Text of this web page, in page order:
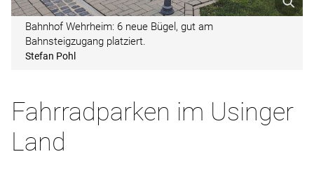
Bahnhof Wehrheim: 6 neue Bügel, gut am
Bahnsteigzugang platziert.
Stefan Pohl
Fahrradparken im Usinger
Land